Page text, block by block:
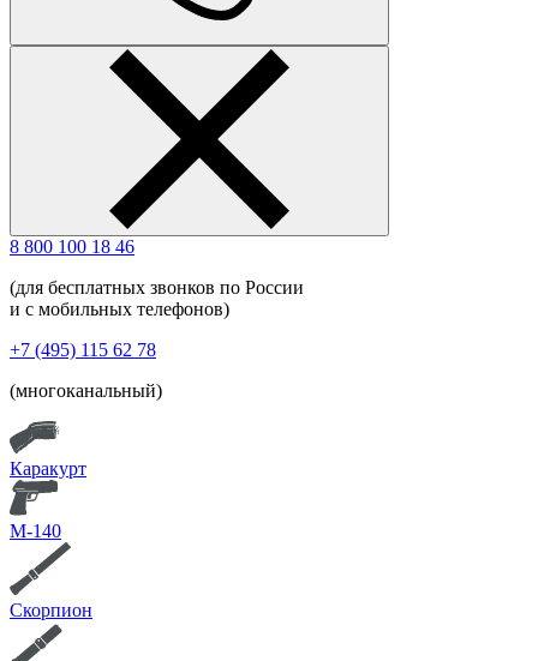
8 800 100 18 46
(для бесплатных звонков по России
и с мобильных телефонов)
+7 (495) 115 62 78
(многоканальный)
Каракурт
М-140
Скорпион